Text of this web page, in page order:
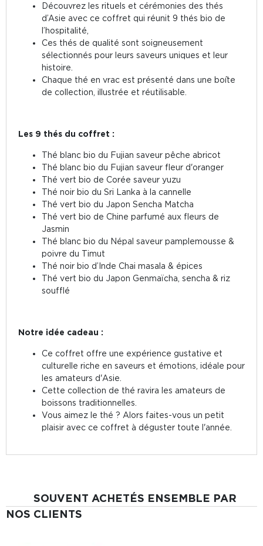
Découvrez les rituels et cérémonies des thés
d’Asie avec ce coffret qui réunit 9 thés bio de
l’hospitalité,
Ces thés de qualité sont soigneusement
sélectionnés pour leurs saveurs uniques et leur
histoire.
Chaque thé en vrac est présenté dans une boîte
de collection, illustrée et réutilisable.
Les 9 thés du coffret :
Thé blanc bio du Fujian saveur pêche abricot
Thé blanc bio du Fujian saveur fleur d'oranger
Thé vert bio de Corée saveur yuzu
Thé noir bio du Sri Lanka à la cannelle
Thé vert bio du Japon Sencha Matcha
Thé vert bio de Chine parfumé aux fleurs de
Jasmin
Thé blanc bio du Népal saveur pamplemousse &
poivre du Timut
Thé noir bio d’Inde Chai masala & épices
Thé vert bio du Japon Genmaïcha, sencha & riz
soufflé
Notre idée cadeau :
Ce coffret offre une expérience gustative et
culturelle riche en saveurs et émotions, idéale pour
les amateurs d'Asie.
Cette collection de thé ravira les amateurs de
boissons traditionnelles.
Vous aimez le thé ? Alors faites-vous un petit
plaisir avec ce coffret à déguster toute l'année.
SOUVENT ACHETÉS ENSEMBLE PAR
NOS CLIENTS